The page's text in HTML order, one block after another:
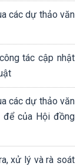
các dự thảo văn
tác cập nhật
các dự thảo văn
để của Hội đồng
xử lý và rà soát